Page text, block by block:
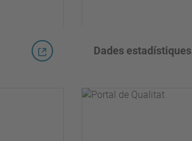
Dades estadístiques